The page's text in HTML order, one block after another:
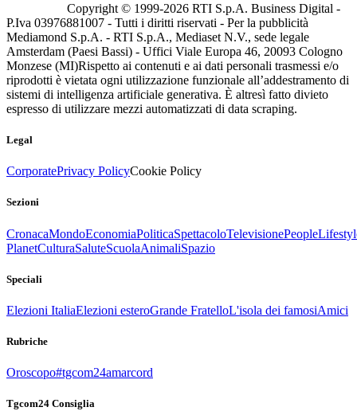
Copyright © 1999-2026 RTI S.p.A. Business Digital -
P.Iva 03976881007 - Tutti i diritti riservati - Per la pubblicità
Mediamond S.p.A. - RTI S.p.A., Mediaset N.V., sede legale
Amsterdam (Paesi Bassi) - Uffici Viale Europa 46, 20093 Cologno
Monzese (MI)Rispetto ai contenuti e ai dati personali trasmessi e/o
riprodotti è vietata ogni utilizzazione funzionale all’addestramento di
sistemi di intelligenza artificiale generativa. È altresì fatto divieto
espresso di utilizzare mezzi automatizzati di data scraping.
Legal
CorporatePrivacy PolicyCookie Policy
Sezioni
CronacaMondoEconomiaPoliticaSpettacoloTelevisionePeople
PlanetCulturaSaluteScuolaAnimaliSpazio
Speciali
Elezioni ItaliaElezioni esteroGrande FratelloL'isola dei famosiAmici
Rubriche
Oroscopo#tgcom24amarcord
Tgcom24 Consiglia